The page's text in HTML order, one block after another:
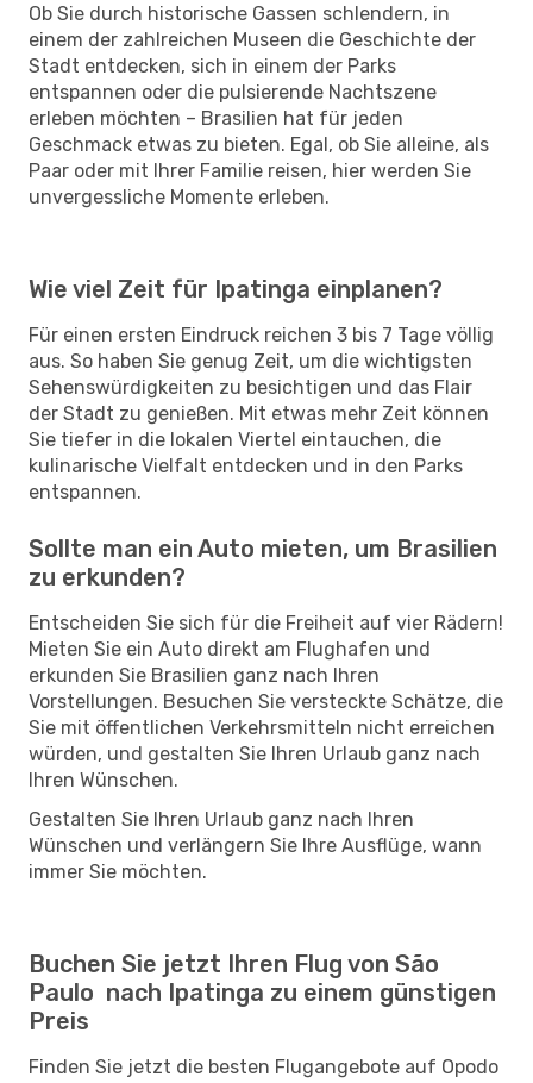
Ob Sie durch historische Gassen schlendern, in
einem der zahlreichen Museen die Geschichte der
Stadt entdecken, sich in einem der Parks
entspannen oder die pulsierende Nachtszene
erleben möchten – Brasilien hat für jeden
Geschmack etwas zu bieten. Egal, ob Sie alleine, als
Paar oder mit Ihrer Familie reisen, hier werden Sie
unvergessliche Momente erleben.
Wie viel Zeit für Ipatinga einplanen?
Für einen ersten Eindruck reichen 3 bis 7 Tage völlig
aus. So haben Sie genug Zeit, um die wichtigsten
Sehenswürdigkeiten zu besichtigen und das Flair
der Stadt zu genießen. Mit etwas mehr Zeit können
Sie tiefer in die lokalen Viertel eintauchen, die
kulinarische Vielfalt entdecken und in den Parks
entspannen.
Sollte man ein Auto mieten, um Brasilien
zu erkunden?
Entscheiden Sie sich für die Freiheit auf vier Rädern!
Mieten Sie ein Auto direkt am Flughafen und
erkunden Sie Brasilien ganz nach Ihren
Vorstellungen. Besuchen Sie versteckte Schätze, die
Sie mit öffentlichen Verkehrsmitteln nicht erreichen
würden, und gestalten Sie Ihren Urlaub ganz nach
Ihren Wünschen.
Gestalten Sie Ihren Urlaub ganz nach Ihren
Wünschen und verlängern Sie Ihre Ausflüge, wann
immer Sie möchten.
Buchen Sie jetzt Ihren Flug von São
Paulo nach Ipatinga zu einem günstigen
Preis
Finden Sie jetzt die besten Flugangebote auf Opodo